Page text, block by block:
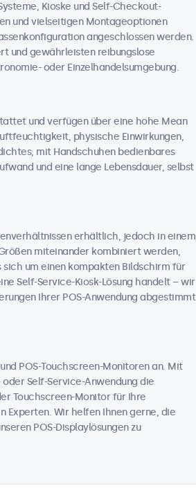
Kioske und Self-Checkout-
und vielseitigen Montageoptionen
angeschlossen werden.
und gewährleisten reibungslose
oder Einzelhandelsumgebung.
und verfügen über eine hohe Mean
physische Einwirkungen,
mit Handschuhen bedienbares
und eine lange Lebensdauer, selbst
erhältlich, jedoch in einem
miteinander kombiniert werden,
um einen kompakten Bildschirm für
Self-Service-Kiosk-Lösung handelt – wir
Ihrer POS-Anwendung abgestimmt
POS-Touchscreen-Monitoren an. Mit
Self-Service-Anwendung die
Touchscreen-Monitor für Ihre
Experten. Wir helfen Ihnen gerne, die
POS-Displaylösungen zu